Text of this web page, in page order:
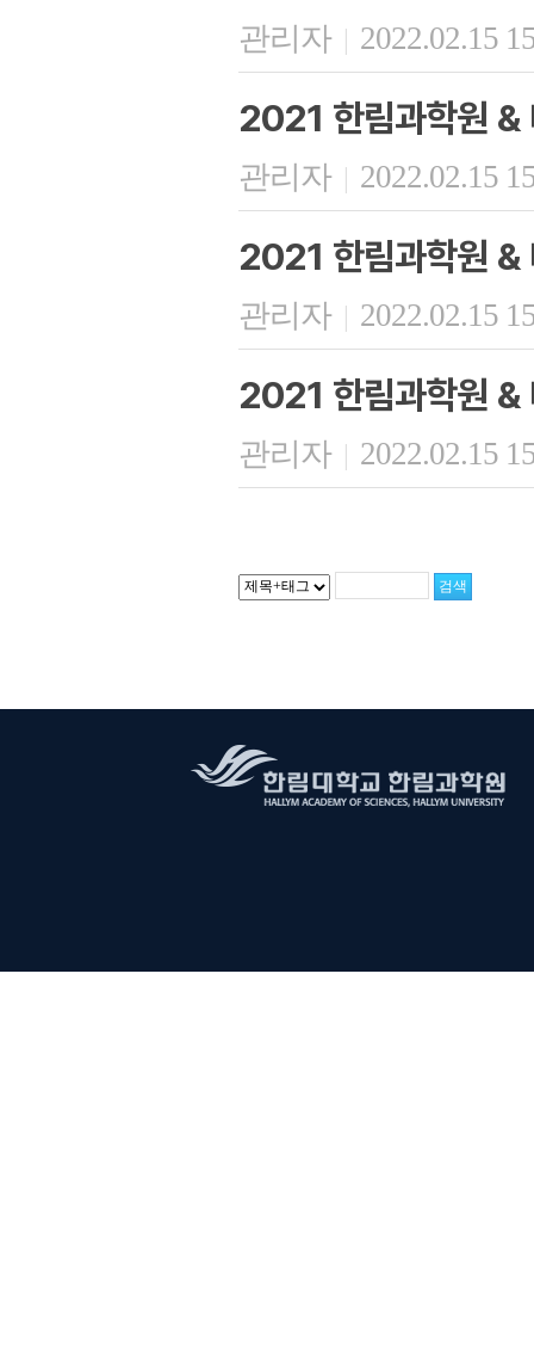
관리자 | 2022.02.15
2021 한림과학원 &
관리자 | 2022.02.15
2021 한림과학원 &
관리자 | 2022.02.15
2021 한림과학원 &
관리자 | 2022.02.15